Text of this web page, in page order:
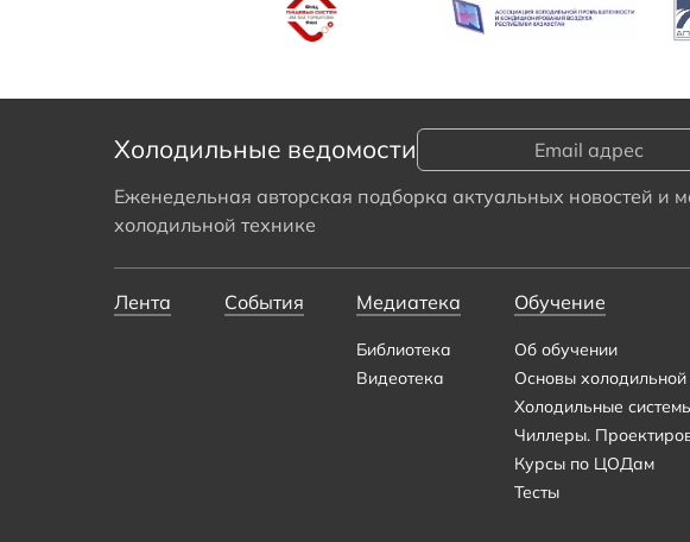
Холодильные ведомости
Еженедельная авторская подборка актуальных новостей и
холодильной технике
Лента События Медиатека
Библиотека
Видеотека
Обучение
Об обучении
Основы холодильной
Холодильные
Чиллеры.
Курсы по ЦОДам
Тесты